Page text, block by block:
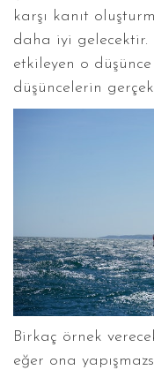
karşı kanıt
daha iyi gelecektir.
etkileyen o
düşüncelerin
Birkaç örnek
eğer ona